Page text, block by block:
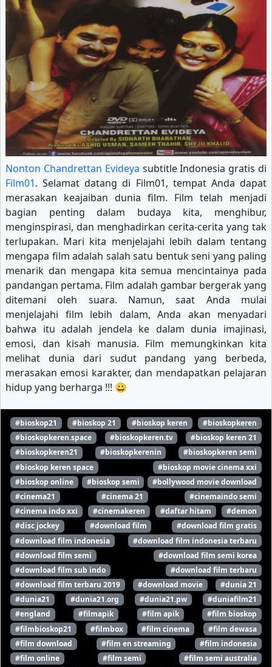
Nonton Chandrettan Evideya subtitle Indonesia gratis di
Film01. Selamat datang di Film01, tempat Anda dapat
merasakan keajaiban dunia film. Film telah menjadi
bagian penting dalam budaya kita, menghibur,
menginspirasi, dan menghadirkan cerita-cerita yang tak
terlupakan. Mari kita menjelajahi lebih dalam tentang
mengapa film adalah salah satu bentuk seni yang paling
menarik dan mengapa kita semua mencintainya pada
pandangan pertama. Film adalah gambar bergerak yang
ditemani oleh suara. Namun, saat Anda mulai
menjelajahi film lebih dalam, Anda akan menyadari
bahwa itu adalah jendela ke dalam dunia imajinasi,
emosi, dan kisah manusia. Film memungkinkan kita
melihat dunia dari sudut pandang yang berbeda,
merasakan emosi karakter, dan mendapatkan pelajaran
hidup yang berharga !!! 😀
#bioskop21 #bioskop 21 #bioskop keren
#bioskopkeren
#bioskopkeren.space
#bioskopkeren.tv
#bioskop keren 21
#bioskopkeren21
#bioskopkerenin
#bioskopkeren semi
#bioskop keren space
#bioskop movie cinema xxi
#bioskop online
#bioskop semi
#bollywood movie download
#cinema21
#cinema 21
#cinemaindo semi
#cinema indo xxi
#cinemakeren #daftar hitam
#demon
#disc jockey
#download film
#download film gratis
#download film indonesia
#download film indonesia terbaru
#download film semi
#download film semi korea
#download film sub indo
#download film terbaru
#download film terbaru 2019
#download movie
#dunia 21
#dunia21
#dunia21.org #dunia21.pw
#duniafilm21
#england
#filmapik #film apik
#film bioskop
#filmbioskop21
#filmbox #film cinema
#film dewasa
#film download
#film en streaming
#film indonesia
#film online
#film semi
#film semi australia